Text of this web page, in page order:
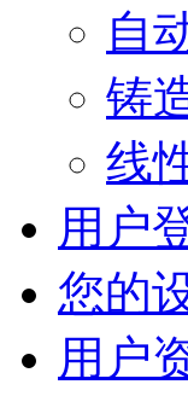
自
铸
线
用户
您的
用户